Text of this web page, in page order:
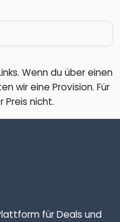
Wenn du über einen
wir eine Provision. Für
Preis nicht.
für Deals und